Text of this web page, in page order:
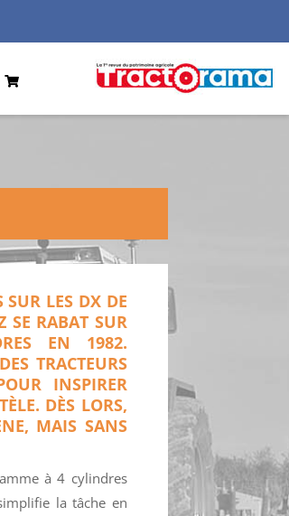
SUR LES DX DE
SE RABAT SUR
EN 1982.
TRACTEURS
INSPIRER
DÈS LORS,
MAIS SANS
à 4 cylindres
la tâche en